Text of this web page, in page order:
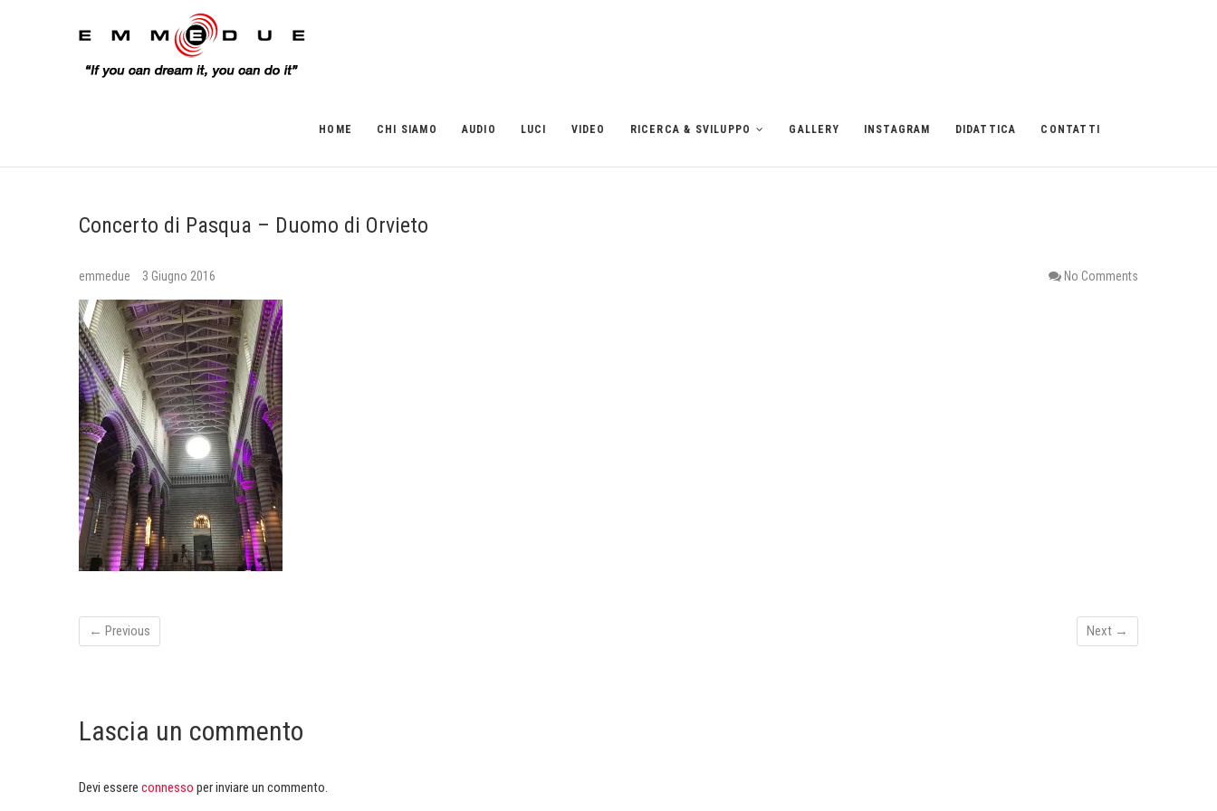
HOME CHI SIAMO AUDIO LUCI VIDEO RICERCA & SVILUPPO GALLERY INSTAGRAM DIDATTICA CONTATTI
Concerto di Pasqua – Duomo di Orvieto
emmedue 3 Giugno 2016 No Comments
← Previous Next →
Lascia un commento
Devi essere connesso per inviare un commento.